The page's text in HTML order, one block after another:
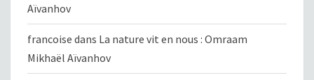
Aïvanhov
francoise dans La nature vit en nous : Omraam
Mikhaël Aïvanhov